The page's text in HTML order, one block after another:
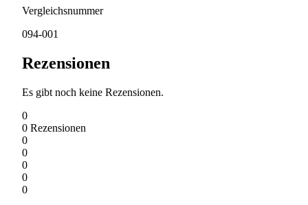
Vergleichsnummer
094-001
Rezensionen
Es gibt noch keine Rezensionen.
0
0 Rezensionen
0
0
0
0
0